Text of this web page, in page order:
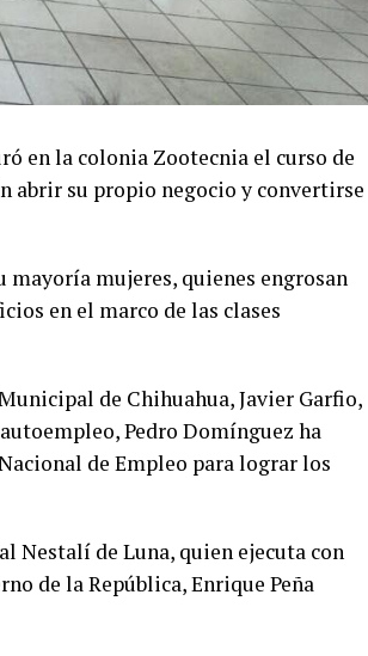
en la colonia Zootecnia el curso de
abrir su propio negocio y convertirse
mayoría mujeres, quienes engrosan
en el marco de las clases
de Chihuahua, Javier Garfio,
Pedro Domínguez ha
de Empleo para lograr los
Nestalí de Luna, quien ejecuta con
de la República, Enrique Peña